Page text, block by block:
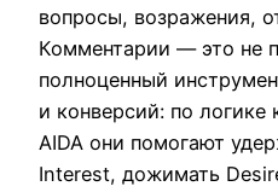
вопросы, возражения,
Комментарии — это не
полноценный
и конверсий: по логике
AIDA они помогают
Interest, дожимать